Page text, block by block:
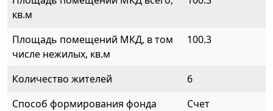
кв.м
Площадь помещений МКД, в том
числе нежилых, кв.м
100.3
Количество жителей
6
Способ формирования фонда
Счет